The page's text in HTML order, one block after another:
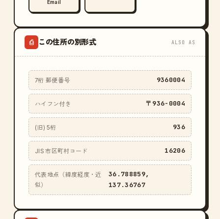
Email
⎙ この住所の別形式 ALSO AS
7桁 郵便番号 9360004
ハイフン付き 〒936-0004
(旧) 5桁 936
JIS 市区町村コード 16206
代表地点（緯度経度・近
似）
36.788859,
137.36767